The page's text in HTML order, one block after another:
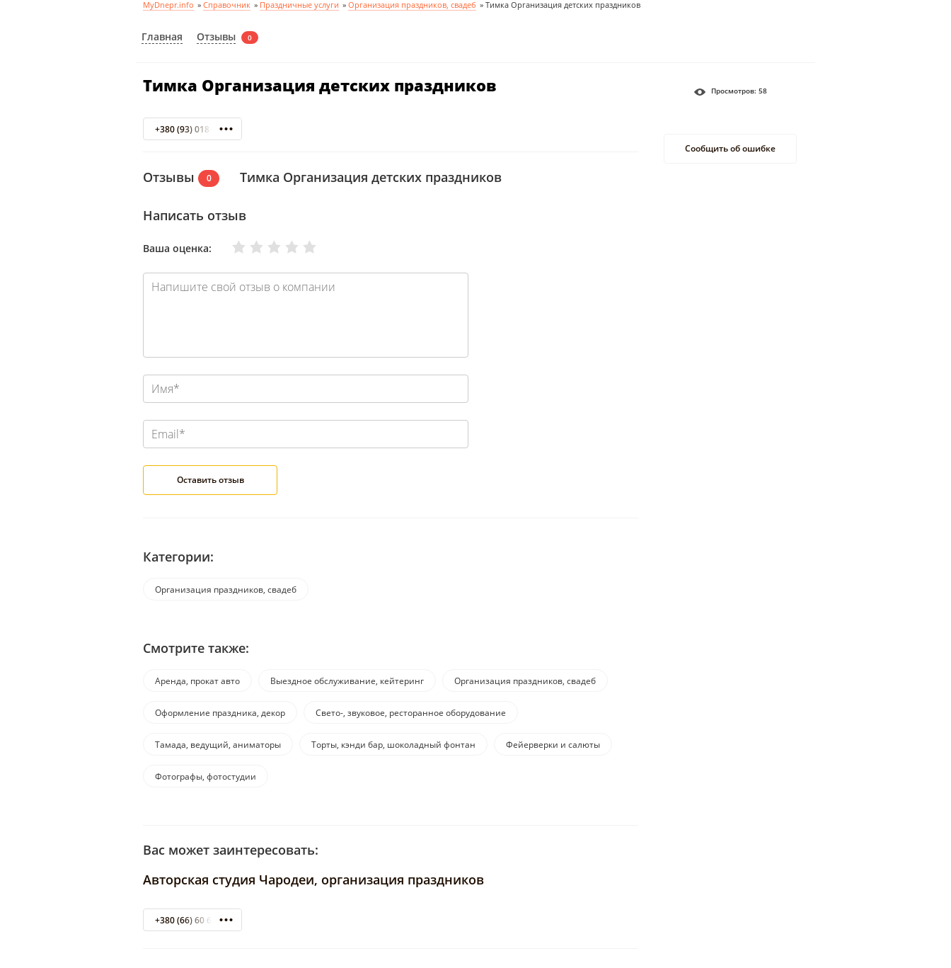
MyDnepr.info » Справочник » Праздничные услуги » Организация праздников, свадеб » Тимка Организация детских праздников
Главная Отзывы 0
Тимка Организация детских праздников
+380 (93) 018-12-52
Отзывы 0 Тимка Организация детских праздников
Написать отзыв
Ваша оценка: Отлично
Хорошо
Нормально
Плохо
Очень плохо
Категории:
Организация праздников, свадеб
Смотрите также:
Аренда, прокат авто Выездное обслуживание, кейтеринг Организация праздников, свадеб
Оформление праздника, декор Свето-, звуковое, ресторанное оборудование
Тамада, ведущий, аниматоры Торты, кэнди бар, шоколадный фонтан Фейерверки и салюты
Фотографы, фотостудии
Вас может заинтересовать:
Авторская студия Чародеи, организация праздников
+380 (66) 60 60 671
Просмотров: 58
Сообщить об ошибке